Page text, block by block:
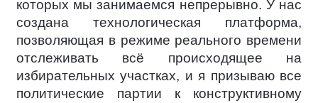
которых мы занимаемся непрерывно. У нас
создана технологическая платформа,
позволяющая в режиме реального времени
отслеживать всё происходящее на
избирательных участках, и я призываю все
политические партии к конструктивному